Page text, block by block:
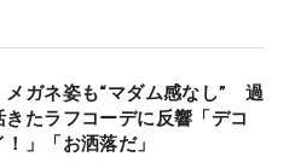
メガネ姿も“マダム感なし” 過
たラフコーデに反響「デコ
」「お洒落だ」